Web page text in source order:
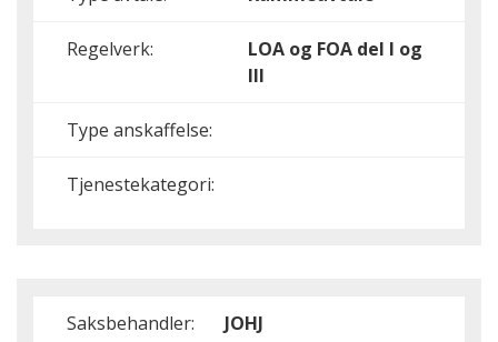
Regelverk:
LOA og FOA del I og
III
Type anskaffelse:
Tjenestekategori:
Saksbehandler: JOHJ